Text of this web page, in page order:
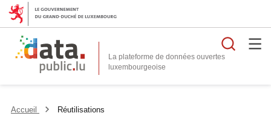
La plateforme de données ouvertes
Accueil Réutilisations